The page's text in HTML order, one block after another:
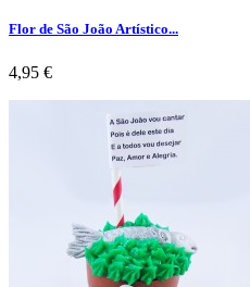
Flor de São João Artístico...
Preço
4,95 €